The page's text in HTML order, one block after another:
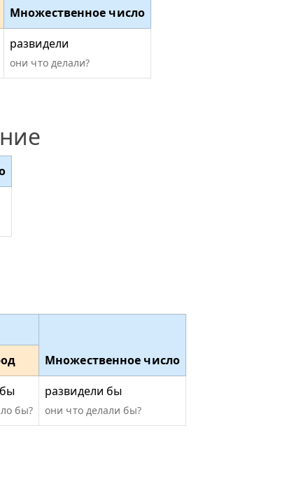
Множественное число
развидели
они что делали?
Множественное число
бы?
развидели бы
они что делали бы?